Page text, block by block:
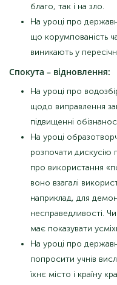
благо, так і на зло.
На уроці про
що корумпованість
виникають у
Спокута – відновлення:
На уроці про
щодо виправлення
підвищенні
На уроці
розпочати дискусію
про використання
воно взагалі
наприклад, для
несправедливості.
має показувати
На уроці про
попросити учнів
їхнє місто і країну